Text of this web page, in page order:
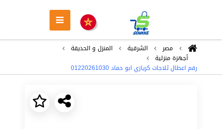
مصر الشرقية
المنزل و الحديقة
أجهزة منزلية
رقم اعطال ثلاجات كريازي ابو حماد 01220261030